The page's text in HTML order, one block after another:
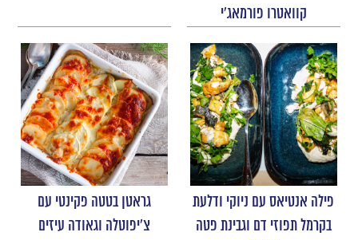
קוואטרו פורמאג'י
פילה אנטיאס עם ניוקי ודלעת
בקרמל תפוזי דם וגבינת פטה
גראטן בטטה פקינטי עם
צ'יפוטלה וגאודה עיזים